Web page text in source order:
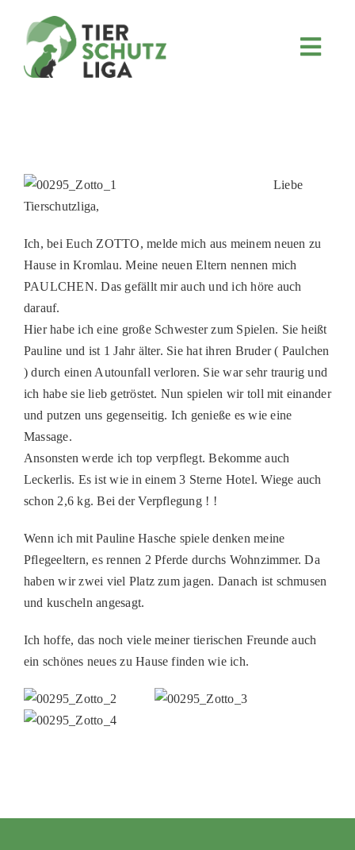
MITMACHEN
FÖRDERN & VERERBEN
KOOPERATIONEN
4KIDS
TIERHEIMTIERE
TIERHEIME
PATENSCHAFTEN
HELFER WERDEN
RATGEBER
Liebe
Tierschutzliga,
Ich, bei Euch ZOTTO, melde mich aus meinem neuen zu
Hause in Kromlau. Meine neuen Eltern nennen mich
PAULCHEN. Das gefällt mir auch und ich höre auch
darauf.
Hier habe ich eine große Schwester zum Spielen. Sie heißt
Pauline und ist 1 Jahr älter. Sie hat ihren Bruder ( Paulchen
) durch einen Autounfall verloren. Sie war sehr traurig und
ich habe sie lieb getröstet. Nun spielen wir toll mit einander
und putzen uns gegenseitig. Ich genieße es wie eine
Massage.
Ansonsten werde ich top verpflegt. Bekomme auch
Leckerlis. Es ist wie in einem 3 Sterne Hotel. Wiege auch
schon 2,6 kg. Bei der Verpflegung ! !
Wenn ich mit Pauline Hasche spiele denken meine
Pflegeeltern, es rennen 2 Pferde durchs Wohnzimmer. Da
haben wir zwei viel Platz zum jagen. Danach ist schmusen
und kuscheln angesagt.
Ich hoffe, das noch viele meiner tierischen Freunde auch
ein schönes neues zu Hause finden wie ich.